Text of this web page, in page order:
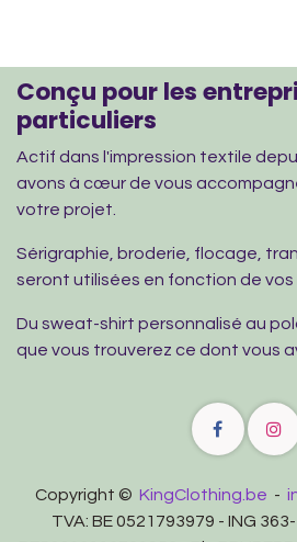
Conçu pour les
particuliers
Actif dans l'impression textile
avons à cœur de vous
votre projet.
Sérigraphie, broderie, flocage,
seront utilisées en fonction de vos
Du sweat-shirt personnalisé au
que vous trouverez ce dont vous
Copyright © KingClothing.be -
TVA: BE 0521793979 - ING